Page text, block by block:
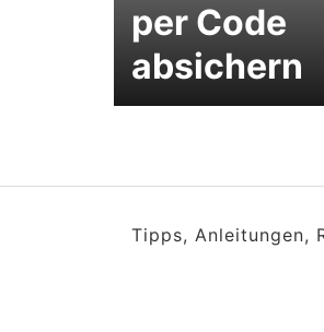
per Code
absichern
Tipps, Anleitungen,